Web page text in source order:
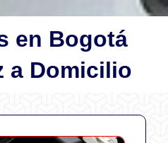
en Bogotá
a Domicilio